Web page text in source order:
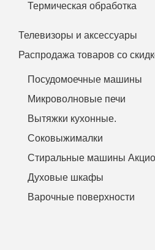
Термическая обработка
Телевизоры и аксессуары
Распродажа товаров со
Посудомоечные машины
Микроволновые печи
Вытяжки кухонные.
Соковыжималки
Стиральные машины
Духовые шкафы
Варочные поверхности